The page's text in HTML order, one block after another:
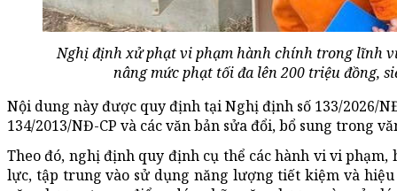
Nghị định xử phạt vi phạm hành chính trong lĩnh
nâng mức phạt tối đa lên 200 triệu đồng,
Nội dung này được quy định tại Nghị định số 133/2026/
134/2013/NĐ-CP và các văn bản sửa đổi, bổ sung trong
Theo đó, nghị định quy định cụ thể các hành vi vi
lực, tập trung vào sử dụng năng lượng tiết kiệm và